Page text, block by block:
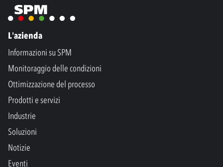
L'azienda
Informazioni su SPM
Monitoraggio delle condizioni
Ottimizzazione del processo
Prodotti e servizi
Industrie
Soluzioni
Notizie
Eventi